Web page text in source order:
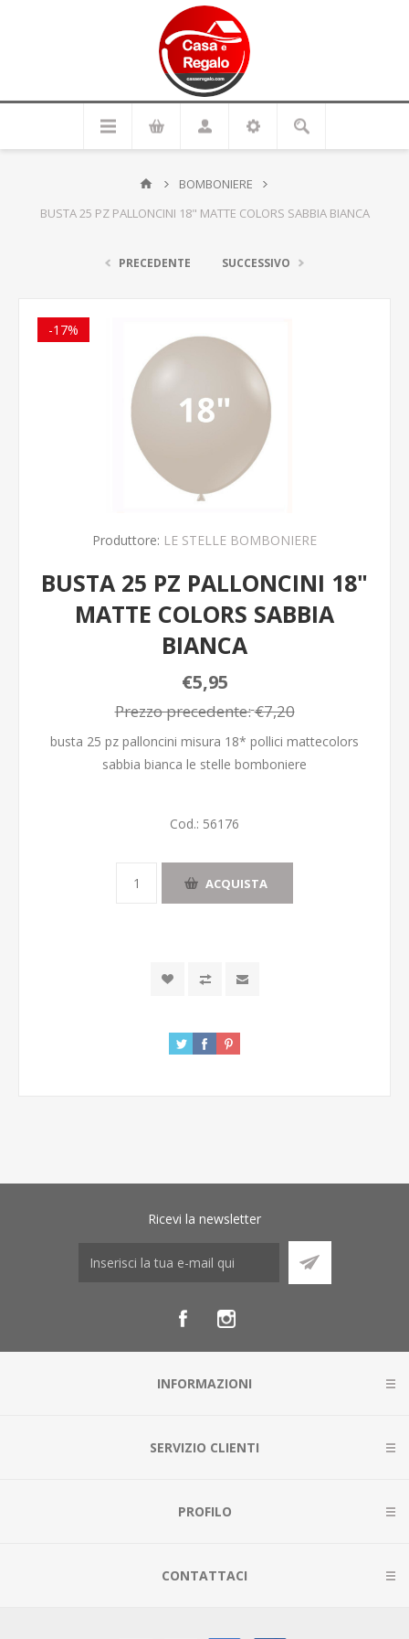
BOMBONIERE
BUSTA 25 PZ PALLONCINI 18" MATTE COLORS SABBIA BIANCA
PRECEDENTE SUCCESSIVO
-17%
Produttore: LE STELLE BOMBONIERE
BUSTA 25 PZ PALLONCINI 18"
MATTE COLORS SABBIA
BIANCA
€5,95
Prezzo precedente:€7,20
busta 25 pz palloncini misura 18* pollici mattecolors
sabbia bianca le stelle bomboniere
Cod.: 56176
ACQUISTA
Ricevi la newsletter
INFORMAZIONI
SERVIZIO CLIENTI
PROFILO
CONTATTACI